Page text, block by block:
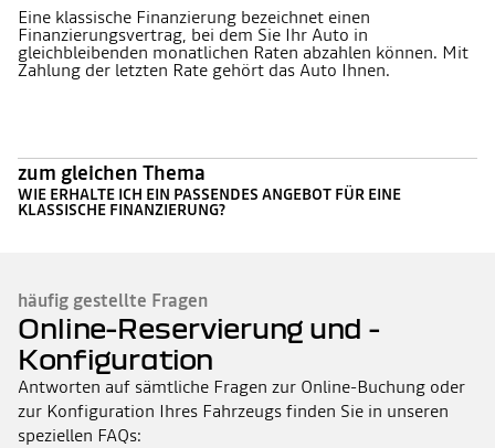
Eine klassische Finanzierung bezeichnet einen
Finanzierungsvertrag, bei dem Sie Ihr Auto in
gleichbleibenden monatlichen Raten abzahlen können. Mit
Zahlung der letzten Rate gehört das Auto Ihnen.
zum gleichen Thema
WIE ERHALTE ICH EIN PASSENDES ANGEBOT FÜR EINE
KLASSISCHE FINANZIERUNG?
häufig gestellte Fragen
Online-Reservierung und -
Konfiguration
Antworten auf sämtliche Fragen zur Online-Buchung oder
zur Konfiguration Ihres Fahrzeugs finden Sie in unseren
speziellen FAQs: